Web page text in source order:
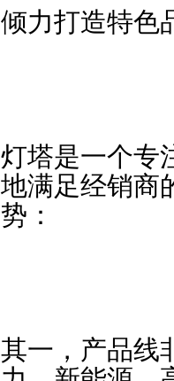
倾力打造特色
灯塔是一个专
地满足经销商
势：
其一，产品线